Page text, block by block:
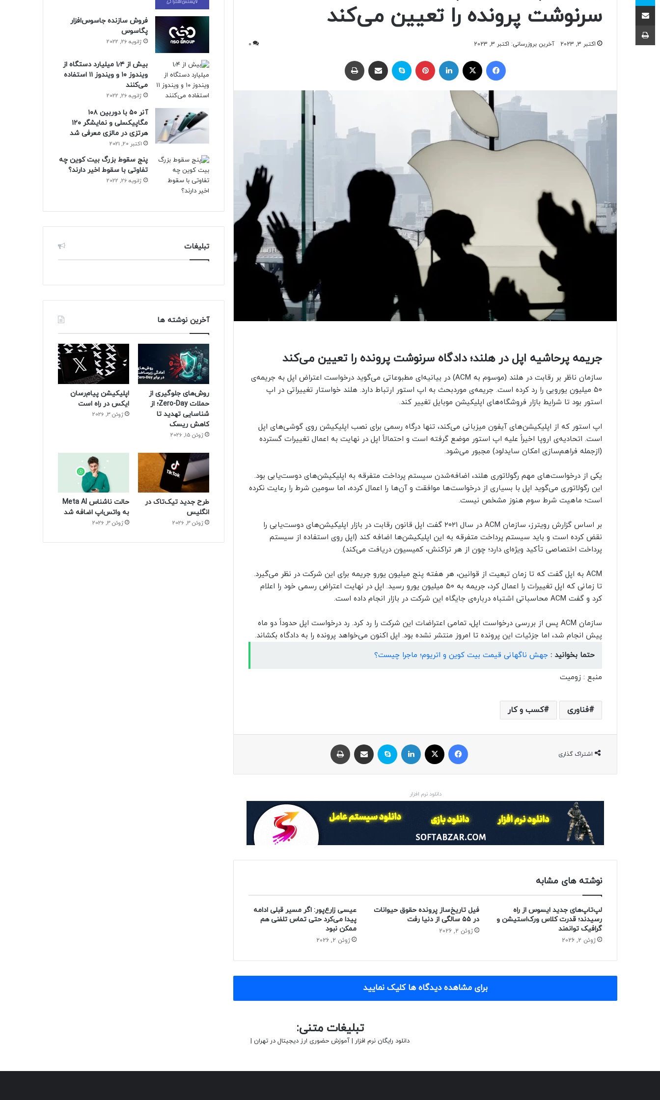
سرنوشت پرونده را تعیین می‌کند
اکتبر 3, 2023 آخرین بروزرسانی: اکتبر 3, 2023 0
ایکس
جریمه پرحاشیه اپل در هلند؛ دادگاه سرنوشت پرونده را تعیین می‌کند
سازمان ناظر بر رقابت در هلند (موسوم‌ به ACM) در بیانیه‌ای مطبوعاتی می‌گوید درخواست اعتراض اپل به جریمه‌ی
۵۰ میلیون یورویی را رد کرده است. جریمه‌ی موردبحث به اپ استور ارتباط دارد. هلند خواستار تغییراتی در اپ
استور بود تا شرایط بازار فروشگاه‌های اپلیکیشن موبایل تغییر کند.
اپ استور که از اپلیکیشن‌های آیفون میزبانی می‌کند، تنها درگاه رسمی برای نصب اپلیکیشن روی گوشی‌های اپل
است. اتحادیه‌ی اروپا اخیراً علیه اپ استور موضع گرفته است و احتمالاً اپل در نهایت به اعمال تغییرات گسترده
(ازجمله فراهم‌سازی امکان سایدلود) مجبور می‌شود.
یکی از درخواست‌های مهم رگولاتوری هلند، اضافه‌شدن سیستم پرداخت متفرقه به اپلیکیشن‌های دوست‌یابی بود.
این رگولاتوری می‌گوید اپل با بسیاری از درخواست‌ها موافقت و آن‌ها را اعمال کرده، اما سومین شرط را رعایت نکرده
است؛ ماهیت شرط سوم هنوز مشخص نیست.
بر اساس گزارش رویترز، سازمان ACM در سال ۲۰۲۱ گفت اپل قانون رقابت در بازار اپلیکیشن‌های دوست‌یابی را
نقض کرده است و باید سیستم پرداخت متفرقه به این اپلیکیشن‌ها اضافه کند (اپل روی استفاده از سیستم
پرداخت اختصاصی تأکید ویژه‌ای دارد؛ چون از هر تراکنش، کمیسیون دریافت می‌کند).
ACM به اپل گفت که تا زمان تبعیت از قوانین، هر هفته پنج میلیون یورو جریمه برای این شرکت در نظر می‌گیرد.
تا زمانی که اپل تغییرات را اعمال کرد، جریمه به ۵۰ میلیون یورو رسید. اپل در نهایت اعتراض رسمی خود را اعلام
کرد و گفت ACM محاسباتی اشتباه درباره‌ی جایگاه این شرکت در بازار انجام داده است.
سازمان ACM پس از بررسی درخواست اپل، تمامی اعتراضات این شرکت را رد کرد. رد درخواست اپل حدوداً دو ماه
پیش انجام شد، اما جزئیات این پرونده تا امروز منتشر نشده بود. اپل اکنون می‌خواهد پرونده را به دادگاه بکشاند.
حتما بخوانید : جهش ناگهانی قیمت بیت کوین و اتریوم؛ ماجرا چیست؟
منبع : زومیت
فناوری کسب و کار
اشتراک گذاری
ایکس
دانلود نرم افزار
نوشته های مشابه
لپ‌تاپ‌های جدید ایسوس از راه
رسیدند؛ قدرت کلاس ورک‌استیشن و
گرافیک توانمند
ژوئن 2, 2026
فیل تاریخ‌ساز پرونده حقوق حیوانات
در ۵۵ سالگی از دنیا رفت
ژوئن 2, 2026
عیسی زارع‌پور: اگر مسیر قبلی ادامه
پیدا می‌کرد حتی تماس تلفنی هم
ممکن نبود
ژوئن 2, 2026
برای مشاهده دیدگاه ها کلیک نمایید
فروش سازنده جاسوس‌افزار
پگاسوس
ژانویه 26, 2022
بیش از ۱٫۴ میلیارد دستگاه از
ویندوز ۱۰ و ویندوز ۱۱ استفاده
می‌کنند
ژانویه 26, 2022
آنر ۵۰ با دوربین ۱۰۸
مگاپیکسلی و نمایشگر ۱۲۰
هرتزی در مالزی معرفی شد
اکتبر 20, 2021
پنج سقوط بزرگ بیت کوین چه
تفاوتی با سقوط اخیر دارند؟
ژانویه 26, 2022
تبلیغات
آخرین نوشته ها
روش‌های جلوگیری از
حملات Zero-Day؛ از
شناسایی تهدید تا
کاهش ریسک
ژوئن 15, 2026
اپلیکیشن پیام‌رسان
ایکس در راه است
ژوئن 3, 2026
طرح جدید تیک‌تاک در
انگلیس
ژوئن 3, 2026
حالت ناشناس Meta AI
به واتس‌اپ اضافه شد
ژوئن 3, 2026
تبلیغات متنی:
دانلود رایگان نرم افزار آموزش حضوری ارز دیجیتال در تهران